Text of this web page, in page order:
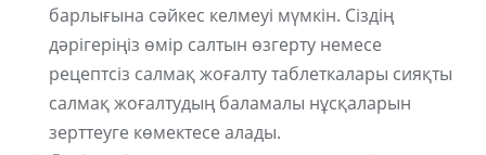
барлығына сәйкес келмеуі мүмкін. Сіздің
дәрігеріңіз өмір салтын өзгерту немесе
рецептсіз салмақ жоғалту таблеткалары сияқты
салмақ жоғалтудың баламалы нұсқаларын
зерттеуге көмектесе алады.